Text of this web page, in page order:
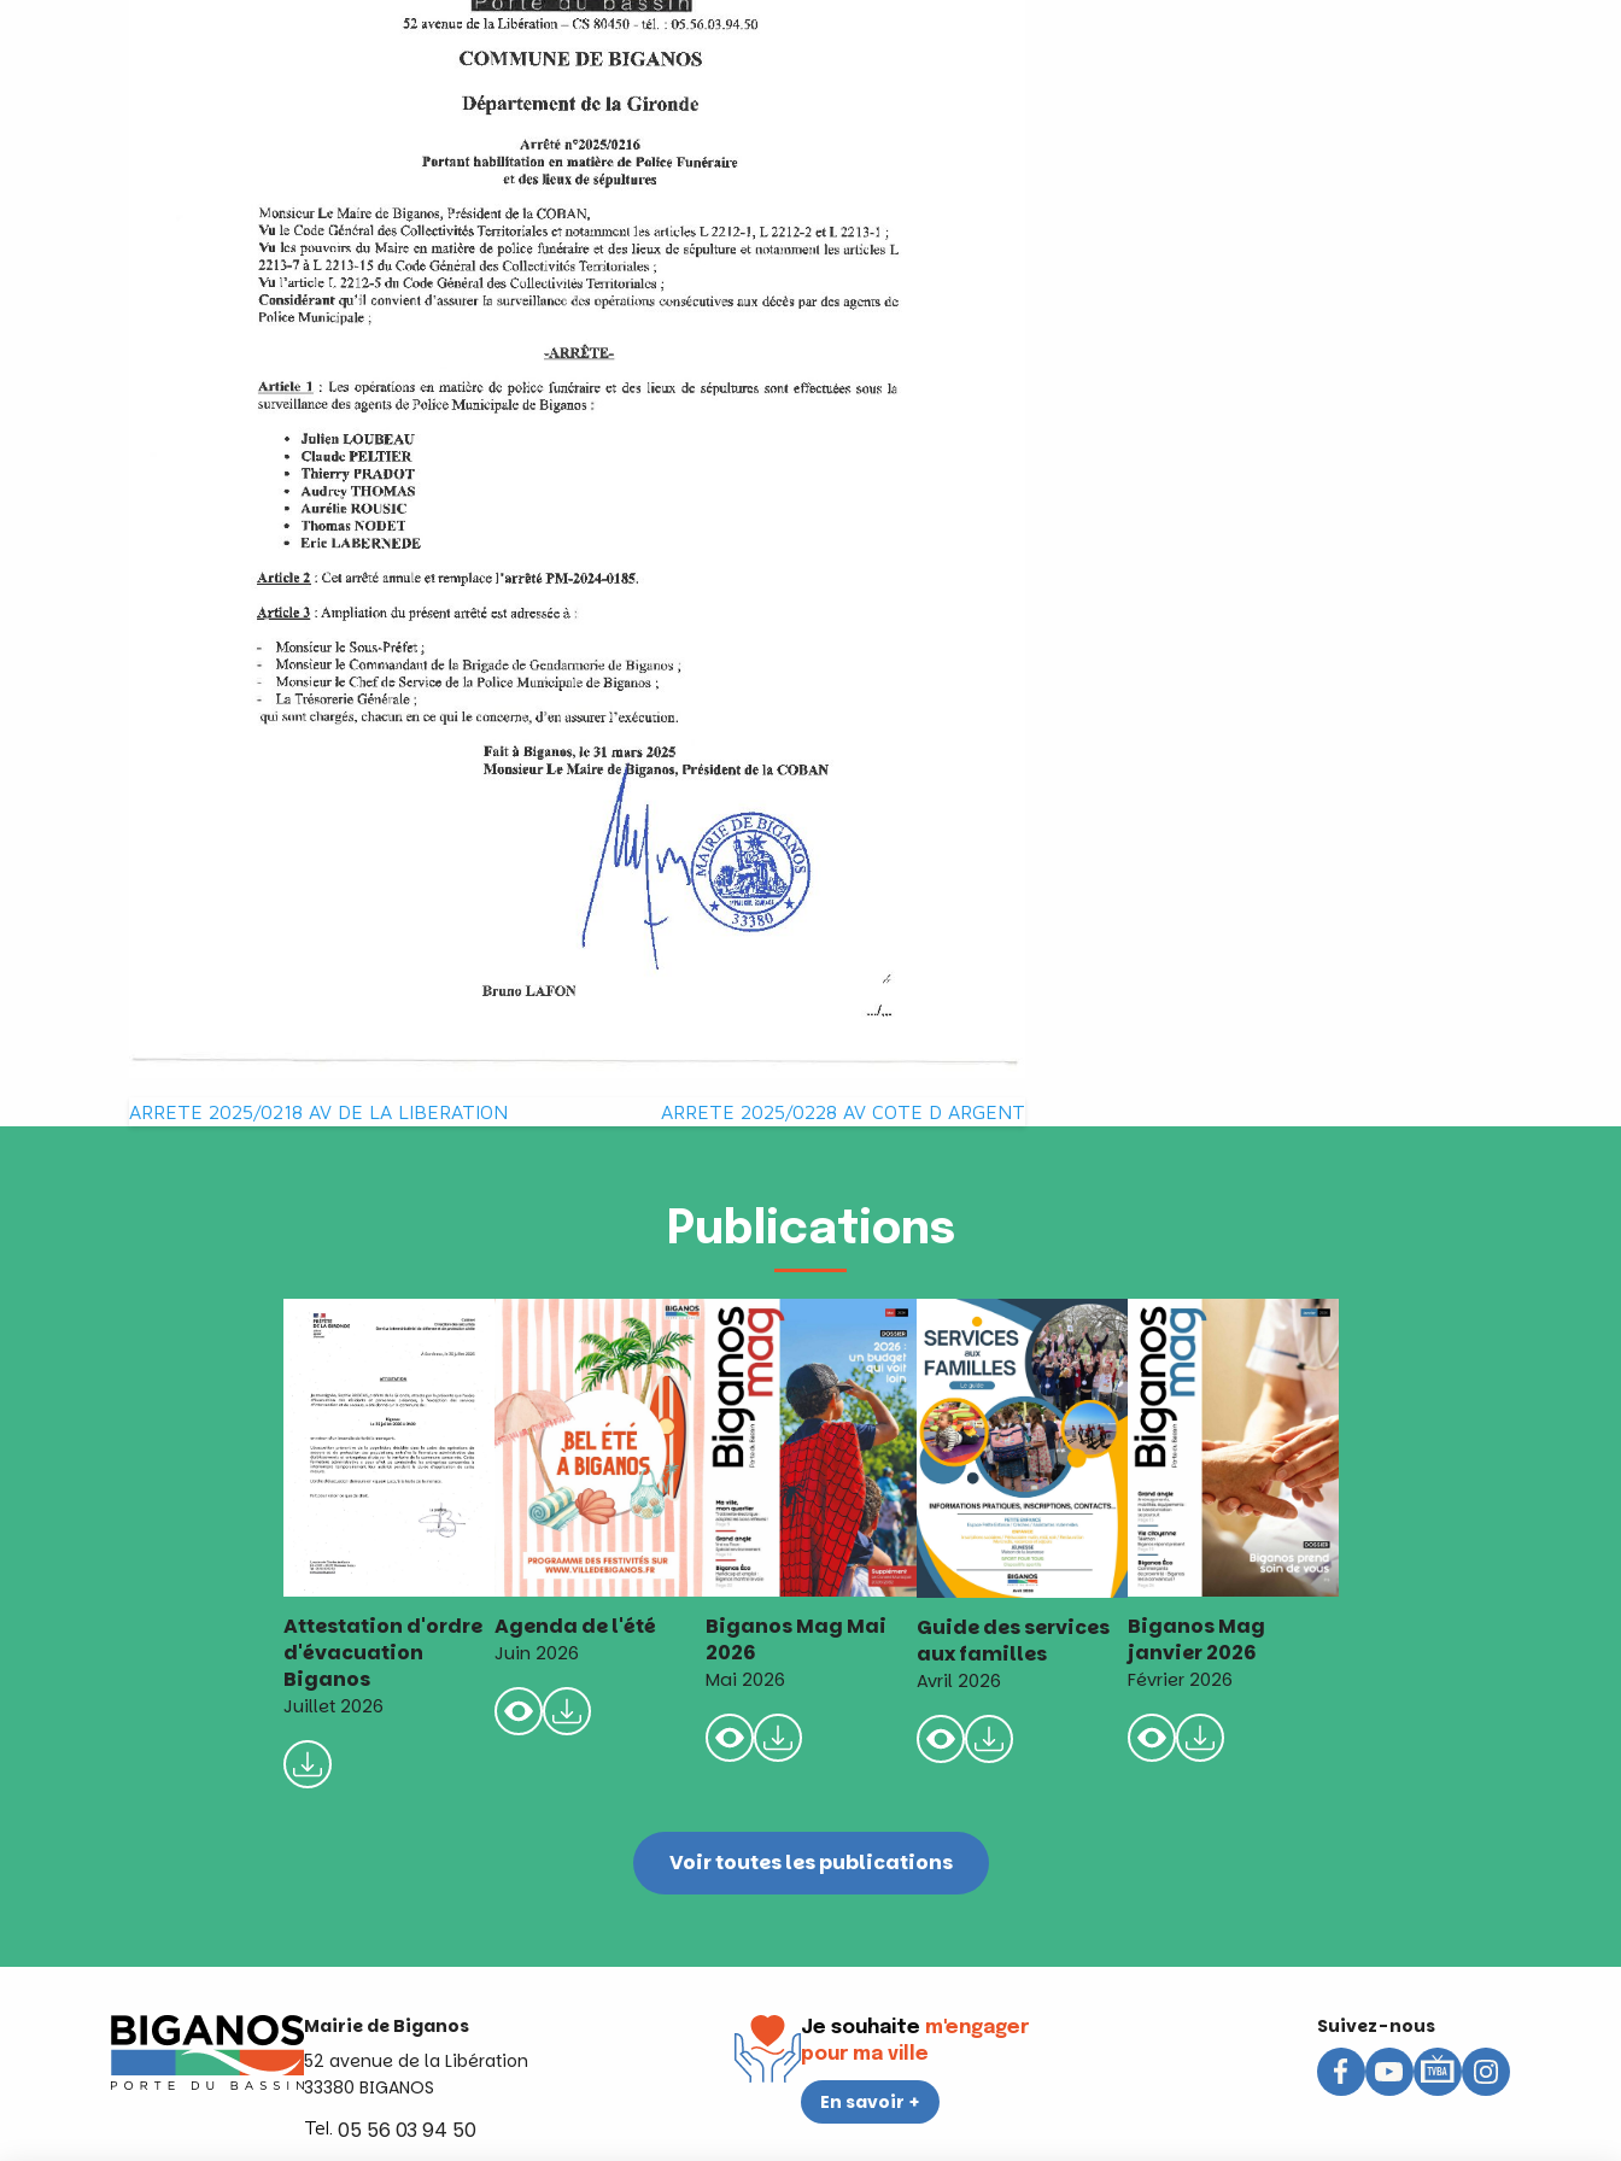
Navigation
ARRETE 2025/0218 AV DE LA LIBERATION ARRETE 2025/0228 AV COTE D ARGENT
Publications
Attestation d'ordre
d'évacuation
Biganos
Juillet 2026
Agenda de l'été
Juin 2026
Biganos Mag Mai
2026
Mai 2026
Guide des services
aux familles
Avril 2026
Biganos Mag
janvier 2026
Février 2026
Voir toutes les publications
Mairie de Biganos
52 avenue de la Libération
33380 BIGANOS
Tel. 05 56 03 94 50
Je souhaite m'engager
pour ma ville
En savoir +
Suivez-nous